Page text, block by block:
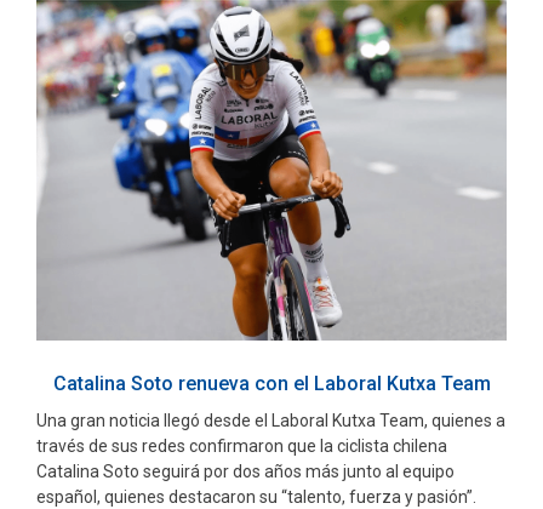
Catalina Soto renueva con el Laboral Kutxa Team
Una gran noticia llegó desde el Laboral Kutxa Team, quienes a
través de sus redes confirmaron que la ciclista chilena
Catalina Soto seguirá por dos años más junto al equipo
español, quienes destacaron su “talento, fuerza y pasión”.